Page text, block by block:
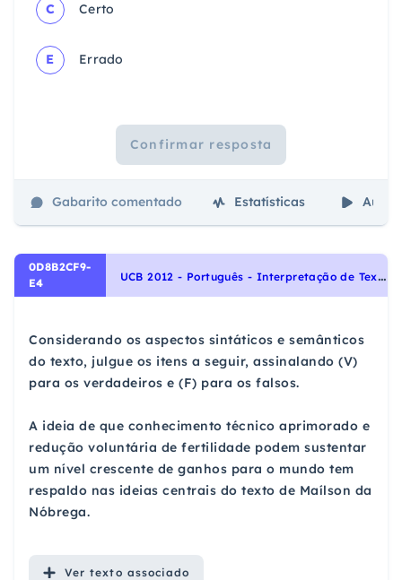
C Certo
E Errado
Confirmar resposta
Gabarito comentado Estatísticas Aulas
0D8B2CF9-
E4
U
CB 2012 - Português - Interpretação de Textos
Considerando os aspectos sintáticos e semânticos
do texto, julgue os itens a seguir, assinalando (V)
para os verdadeiros e (F) para os falsos.
A ideia de que conhecimento técnico aprimorado e
redução voluntária de fertilidade podem sustentar
um nível crescente de ganhos para o mundo tem
respaldo nas ideias centrais do texto de Maílson da
Nóbrega.
Ver texto associado